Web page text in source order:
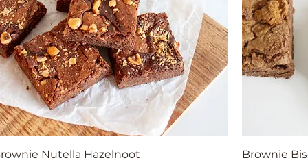
Nutella Hazelnoot
Brownie